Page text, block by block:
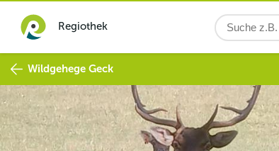
Regiothek
Wildgehege Geck